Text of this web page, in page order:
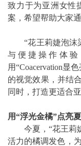
致力于为亚洲女性
案，希望帮助大家
“花王莉婕泡沫染
与便捷操作体
用“Coacervation显
的视觉效果，并结
同时，打造更适合
用“浮光金橘”点亮
今夏，“花王莉婕
活力的橘调发色，